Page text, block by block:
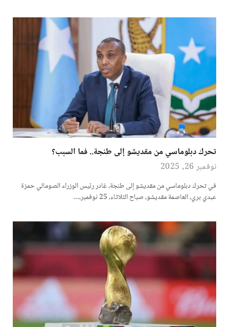
تحرك دبلوماسي من مقديشو إلى طنجة.. فما السبب؟
نوفمبر 26, 2025
في تحرك دبلوماسي من مقديشو إلى طنجة، غادر رئيس الوزراء الصومالي حمزة
عبدي بري، العاصمة مقديشو، صباح الثلاثاء، 25 نوفمبر،…